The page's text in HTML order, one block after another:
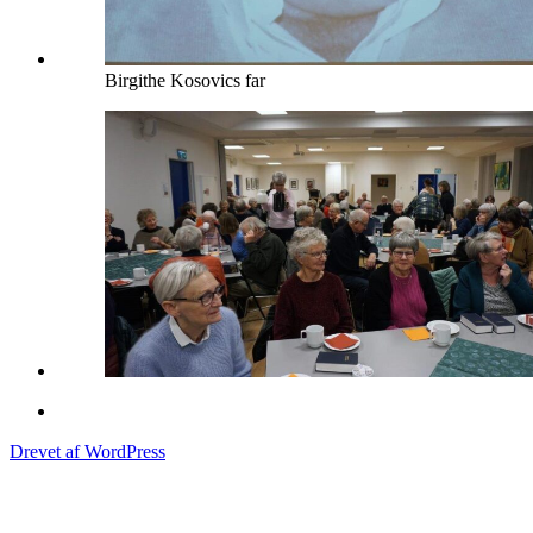
Birgithe Kosovics far
Drevet af WordPress